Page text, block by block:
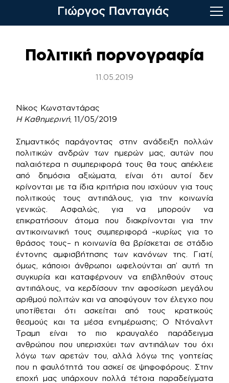
contentΠολιτική πορνογραφία
11.05.2019
Νίκος Κωνσταντάρας
Η Καθημερινή, 11/05/2019
Σημαντικός παράγοντας στην ανάδειξη πολλών
πολιτικών ανδρών των ημερών μας, αυτών που
παλαιότερα η συμπεριφορά τους θα τους απέκλειε
από δημόσια αξιώματα, είναι ότι αυτοί δεν
κρίνονται με τα ίδια κριτήρια που ισχύουν για τους
πολιτικούς τους αντιπάλους, για την κοινωνία
γενικώς. Ασφαλώς, για να μπορούν να
επικρατήσουν άτομα που διακρίνονται για την
αντικοινωνική τους συμπεριφορά –κυρίως για το
θράσος τους– η κοινωνία θα βρίσκεται σε στάδιο
έντονης αμφισβήτησης των κανόνων της. Γιατί,
όμως, κάποιοι άνθρωποι ωφελούνται απ’ αυτή τη
συγκυρία και καταφέρνουν να επιβληθούν στους
αντιπάλους, να κερδίσουν την αφοσίωση μεγάλου
αριθμού πολιτών και να αποφύγουν τον έλεγχο που
υποτίθεται ότι ασκείται από τους κρατικούς
θεσμούς και τα μέσα ενημέρωσης; Ο Ντόναλντ
Τραμπ είναι το πιο κραυγαλέο παράδειγμα
ανθρώπου που υπερισχύει των αντιπάλων του όχι
λόγω των αρετών του, αλλά λόγω της γοητείας
που η φαυλότητά του ασκεί σε ψηφοφόρους. Στην
εποχή μας υπάρχουν πολλά τέτοια παραδείγματα